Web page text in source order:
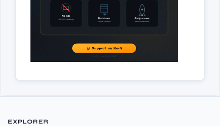
EXPLORER